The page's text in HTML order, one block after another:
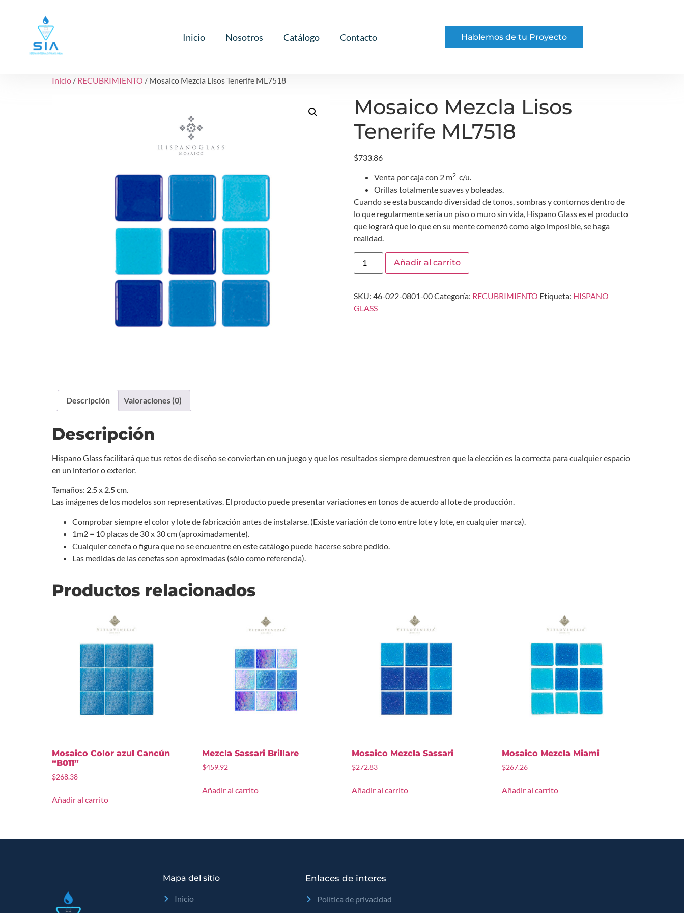
Inicio Nosotros Catálogo Contacto Hablemos de tu Proyecto
Inicio / RECUBRIMIENTO / Mosaico Mezcla Lisos Tenerife ML7518
Mosaico Mezcla Lisos
Tenerife ML7518
$733.86
Venta por caja con 2 m2c/u.
Orillas totalmente suaves y boleadas.
Cuando se esta buscando diversidad de tonos, sombras y contornos dentro de
lo que regularmente sería un piso o muro sin vida, Hispano Glass es el producto
que logrará que lo que en su mente comenzó como algo imposible, se haga
realidad.
Añadir al carrito
SKU: 46-022-0801-00Categoría: RECUBRIMIENTO Etiqueta: HISPANO
GLASS
Descripción Valoraciones (0)
Descripción
Hispano Glass facilitará que tus retos de diseño se conviertan en un juego y que los resultados siempre demuestren que la elección es la correcta para cualquier espacio
en un interior o exterior.
Tamaños: 2.5 x 2.5 cm.
Las imágenes de los modelos son representativas. El producto puede presentar variaciones en tonos de acuerdo al lote de producción.
Comprobar siempre el color y lote de fabricación antes de instalarse. (Existe variación de tono entre lote y lote, en cualquier marca).
1m2 = 10 placas de 30 x 30 cm (aproximadamente).
Cualquier cenefa o figura que no se encuentre en este catálogo puede hacerse sobre pedido.
Las medidas de las cenefas son aproximadas (sólo como referencia).
Productos relacionados
Mosaico Color azul Cancún
“B011”
$268.38
Añadir al carrito
Mezcla Sassari Brillare
$459.92
Añadir al carrito
Mosaico Mezcla Sassari
$272.83
Añadir al carrito
Mosaico Mezcla Miami
$267.26
Añadir al carrito
Mapa del sitio
Inicio
Enlaces de interes
Política de privacidad